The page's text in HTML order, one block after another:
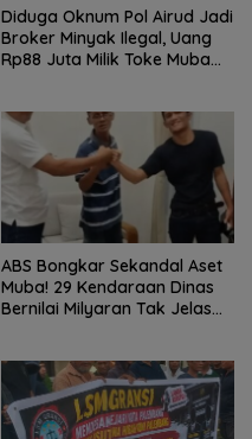
Diduga Oknum Pol Airud Jadi
Broker Minyak Ilegal, Uang
Rp88 Juta Milik Toke Muba
ABS Bongkar Sekandal Aset
Muba! 29 Kendaraan Dinas
Bernilai Milyaran Tak Jelas